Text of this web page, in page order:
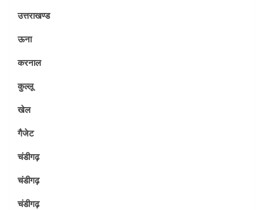
उत्तराखण्ड
ऊना
करनाल
कुल्लू
खेल
गैजेट
चंडीगढ़
चंडीगढ़
चंडीगढ़